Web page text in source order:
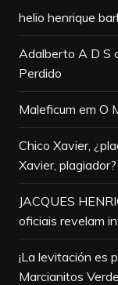
helio henrique
Adalberto A D S
Perdido
Maleficum em O
Chico Xavier,
Xavier, plagiador?
JACQUES
oficiais revelam
¡La levitación es
Marcianitos